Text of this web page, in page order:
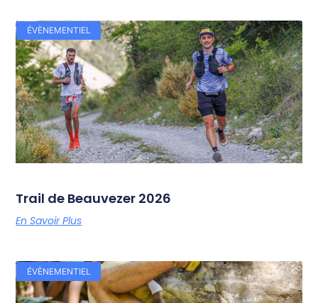
ÉVÈNEMENTIEL
Trail de Beauvezer 2026
En Savoir Plus
ÉVÈNEMENTIEL